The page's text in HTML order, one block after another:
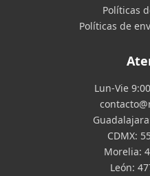
Políticas
Políticas de
Lun-Vie
CDMX:
Morelia:
León: